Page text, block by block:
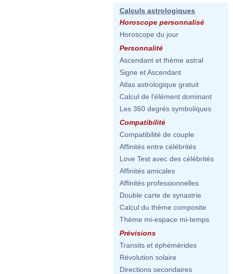
Calculs astrologiques
Horoscope personnalisé
Horoscope du jour
Personnalité
Ascendant et thème astral
Signe et Ascendant
Atlas astrologique gratuit
Calcul de l'élément dominant
Les 360 degrés symboliques
Compatibilité
Compatibilité de couple
Affinités entre célébrités
Love Test avec des célébrités
Affinités amicales
Affinités professionnelles
Double carte de synastrie
Calcul du thème composite
Thème mi-espace mi-temps
Prévisions
Transits et éphémérides
Révolution solaire
Directions secondaires